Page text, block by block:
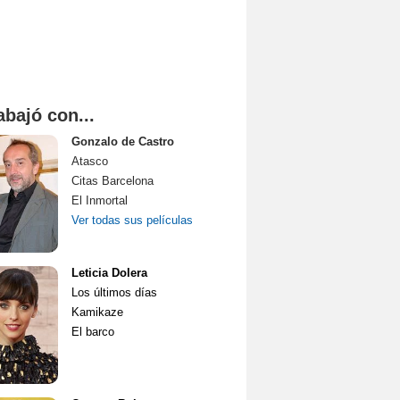
con...
Gonzalo de Castro
Atasco
Citas Barcelona
El Inmortal
Ver todas sus películas
Leticia Dolera
Los últimos días
Kamikaze
El barco